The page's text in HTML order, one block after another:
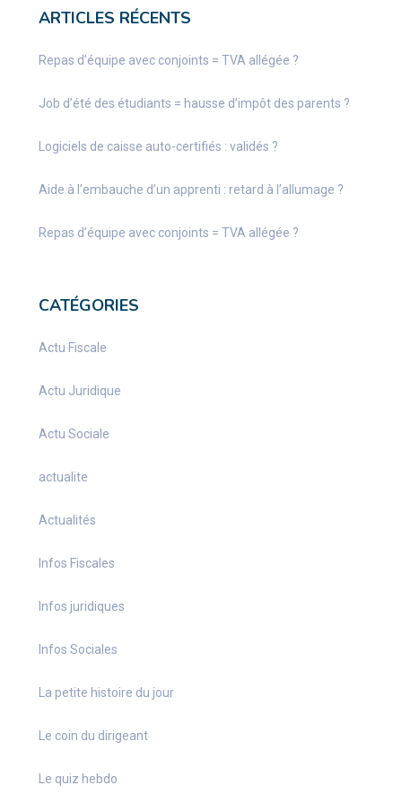
ARTICLES RÉCENTS
Repas d’équipe avec conjoints = TVA allégée ?
Job d’été des étudiants = hausse d’impôt des parents ?
Logiciels de caisse auto-certifiés : validés ?
Aide à l’embauche d’un apprenti : retard à l’allumage ?
Repas d’équipe avec conjoints = TVA allégée ?
CATÉGORIES
Actu Fiscale
Actu Juridique
Actu Sociale
actualite
Actualités
Infos Fiscales
Infos juridiques
Infos Sociales
La petite histoire du jour
Le coin du dirigeant
Le quiz hebdo